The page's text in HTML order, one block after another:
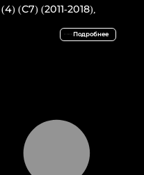
(C7) (2011-2018),
Подробнее